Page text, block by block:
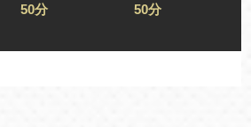
50分 50分